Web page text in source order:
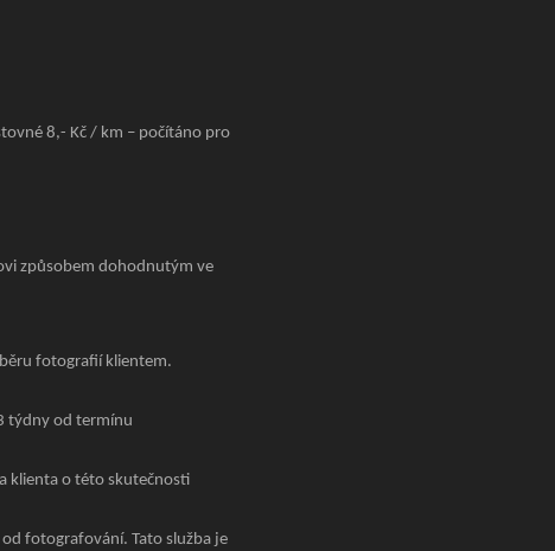
8,- Kč / km – počítáno pro
způsobem dohodnutým ve
fotografií klientem.
týdny od termínu
klienta o této skutečnosti
fotografování. Tato služba je